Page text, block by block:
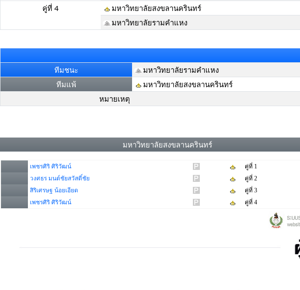
คู่ที่ 4
มหาวิทยาลัยสงขลานครินทร์
มหาวิทยาลัยรามคำแหง
ทีมชนะ
มหาวิทยาลัยรามคำแหง
ทีมแพ้
มหาวิทยาลัยสงขลานครินทร์
หมายเหตุ
มหาวิทยาลัยสงขลานครินทร์
เพชรศิริ ศิริวัฒน์
คู่ที่ 1
วงศธร มนต์ชัยสวัสดิ์ชัย
คู่ที่ 2
สิริเศรษฐ น้อยเอียด
คู่ที่ 3
เพชรศิริ ศิริวัฒน์
คู่ที่ 4